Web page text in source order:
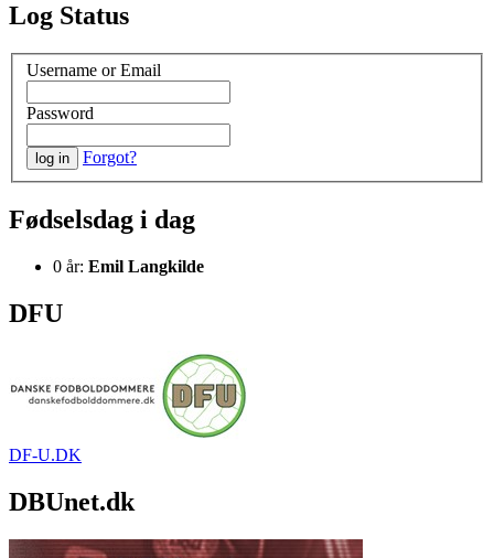
Log Status
Username or Email
Password
Forgot?
Fødselsdag i dag
0 år: Emil Langkilde
DFU
DF-U.DK
DBUnet.dk